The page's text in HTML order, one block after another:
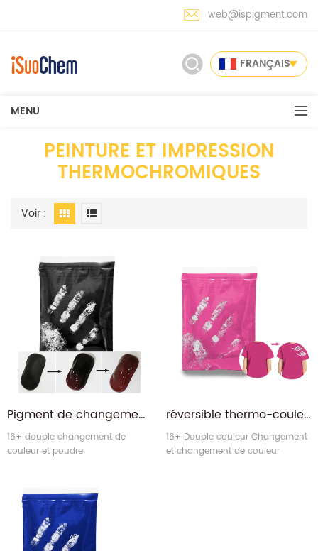
web@ispigment.com
FRANÇAIS
MENU
PEINTURE ET IMPRESSION
THERMOCHROMIQUES
Voir :
Pigment de changement de couleur thermochromique à décoloration thermique réversible de différentes couleurs pour la pulvérisation de peinture de voiture
16+ double changement de
couleur et poudre
réversible thermo-couleur thermochromique Décoloration de chaleur poudre de pigment pour textiles
16+ Double couleur Changement
et changement de couleur